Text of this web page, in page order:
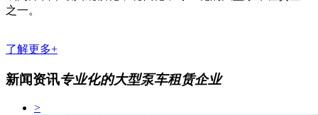
之一。
了解更多+
新闻资讯专业化的大型泵车租赁企业
>